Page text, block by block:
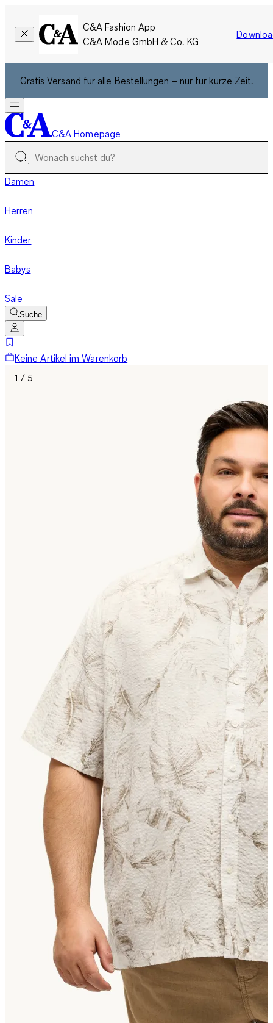
C&A Fashion App
C&A Mode GmbH & Co. KG
Gratis Versand für alle Bestellungen – nur für kurze Zeit.
C&A Homepage
Damen
Herren
Kinder
Babys
Sale
Suche
Keine Artikel im Warenkorb
1 / 5